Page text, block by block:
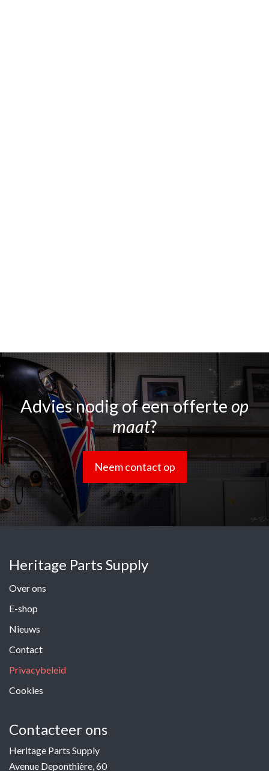
Advies nodig of een offerteop
maat?
Neem contact op
Heritage Parts Supply
Over ons
E-shop
Nieuws
Contact
Privacybeleid
Cookies
Contacteer ons
Heritage Parts Supply
Avenue Deponthière, 60